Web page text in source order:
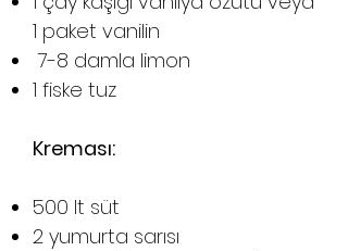
1 paket vanilin
7-8 damla limon
1 fiske tuz
Kreması:
500 lt süt
2 yumurta sarısı